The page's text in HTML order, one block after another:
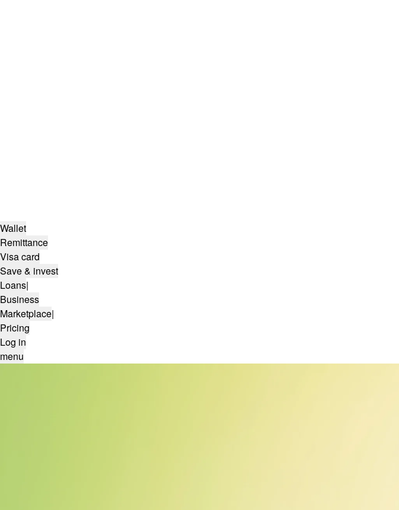
Wallet
Remittance
Visa card
Save & invest
Loans|
Business
Marketplace|
Pricing
Log in
menu